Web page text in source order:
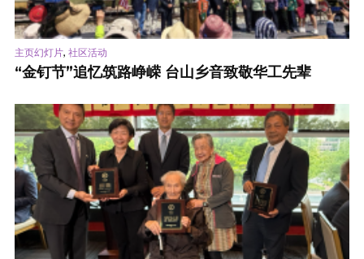
主页幻灯片, 社区活动
“金钉节”追忆筑路峥嵘 台山乡音致敬华工先辈